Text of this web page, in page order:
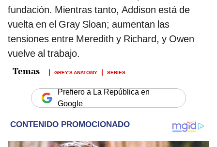
fundación. Mientras tanto, Addison está de
vuelta en el Gray Sloan; aumentan las
tensiones entre Meredith y Richard, y Owen
vuelve al trabajo.
GREY'S ANATOMY SERIES
Prefiero a La República en
Google